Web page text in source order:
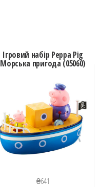
Ігровий набір Peppa Pig
Морська пригода (05060)
₴641